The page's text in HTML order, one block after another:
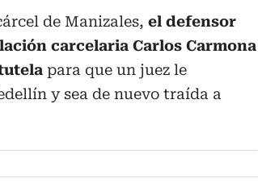
de Manizales, el defensor
carcelaria Carlos Carmona
para que un juez le
y sea de nuevo traída a